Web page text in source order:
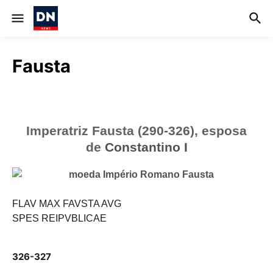
Fausta
Imperatriz Fausta (290-326), esposa
de Constantino I
FLAV MAX FAVSTA AVG
SPES REIPVBLICAE
326-327